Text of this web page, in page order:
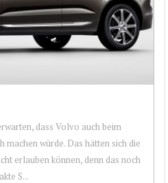
dass Volvo auch beim
machen würde. Das hätten sich die
erlauben können, denn das noch
S...